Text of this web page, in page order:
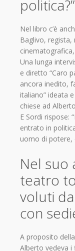
politica?”
Nel libro c’è
Baglivo,
Una lunga
e diretto “Caro
ancora inedito,
italiano” ideata
chiese ad
E Sordi rispose:
entrato in
uomo di potere,
Nel suo
teatro
voluti
con
A proposito
Alberto vedeva